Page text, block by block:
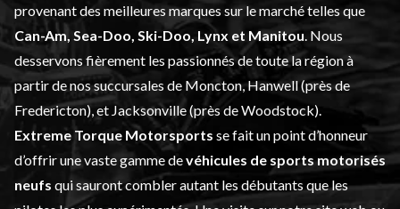
provenant des meilleures marques sur le marché telles que
Can-Am, Sea-Doo, Ski-Doo, Lynx et Manitou . Nous
desservons fièrement les passionnés de toute la région à
partir de nos succursales de Moncton, Hanwell (près de
Fredericton), et Jacksonville (près de Woodstock).
Extreme Torque Motorsports se fait un point d’honneur
d’offrir une vaste gamme devéhicules de sports motorisés
neufs qui sauront combler autant les débutants que les